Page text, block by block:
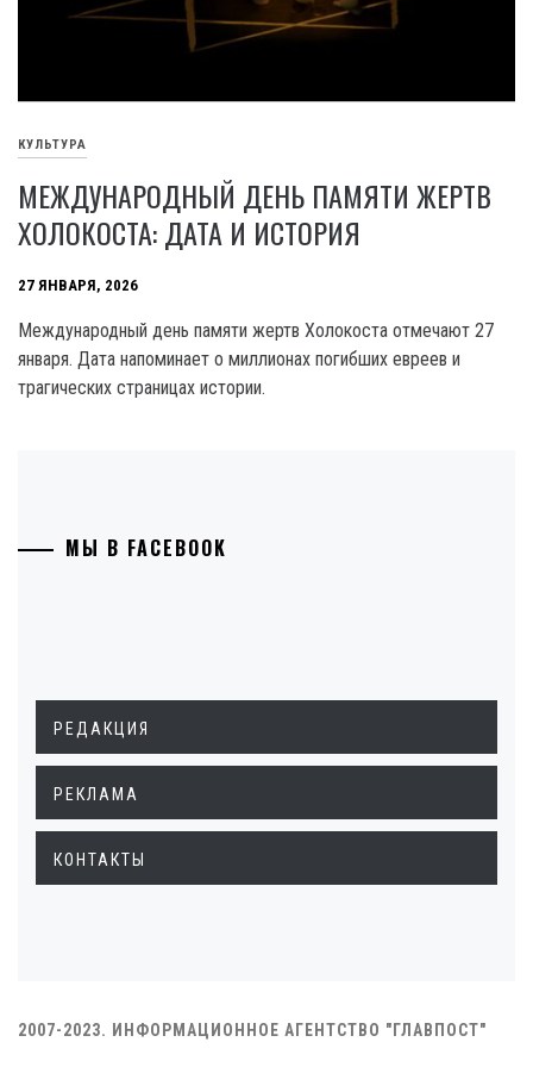
КУЛЬТУРА
МЕЖДУНАРОДНЫЙ ДЕНЬ ПАМЯТИ ЖЕРТВ
ХОЛОКОСТА: ДАТА И ИСТОРИЯ
27 ЯНВАРЯ, 2026
Международный день памяти жертв Холокоста отмечают 27
января. Дата напоминает о миллионах погибших евреев и
трагических страницах истории.
МЫ В FACEBOOK
РЕДАКЦИЯ
РЕКЛАМА
КОНТАКТЫ
2007-2023. ИНФОРМАЦИОННОЕ АГЕНТСТВО "ГЛАВПОСТ"